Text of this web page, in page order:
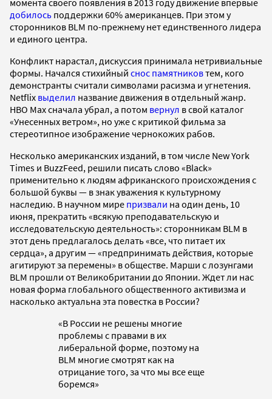
момента своего появления в 2013 году движение впервые
добилось поддержки 60% американцев. При этом у
сторонников BLM по-прежнему нет единственного лидера
и единого центра.
Конфликт нарастал, дискуссия принимала нетривиальные
формы. Начался стихийный снос памятниковтем, кого
демонстранты считали символами расизма и угнетения.
Netflix выделил название движения в отдельный жанр.
HBO Max сначала убрал, а потом вернул в свой каталог
«Унесенных ветром», но уже с критикой фильма за
стереотипное изображение чернокожих рабов.
Несколько американских изданий, в том числе New York
Times и BuzzFeed, решили писать слово «Black»
применительно к людям африканского происхождения с
большой буквы — в знак уважения к культурному
наследию. В научном мире призвали на один день, 10
июня, прекратить «всякую преподавательскую и
исследовательскую деятельность»: сторонникам BLM в
этот день предлагалось делать «все, что питает их
сердца», а другим — «предпринимать действия, которые
агитируют за перемены» в обществе. Марши с лозунгами
BLM прошли от Великобритании до Японии. Ждет ли нас
новая форма глобального общественного активизма и
насколько актуальна эта повестка в России?
«В России не решены многие
проблемы с правами в их
либеральной форме, поэтому на
BLM многие смотрят как на
отрицание того, за что мы все еще
боремся»